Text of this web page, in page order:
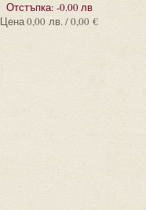
Отстъпка: -0.00 лв
Цена0,00 лв. / 0,00 €